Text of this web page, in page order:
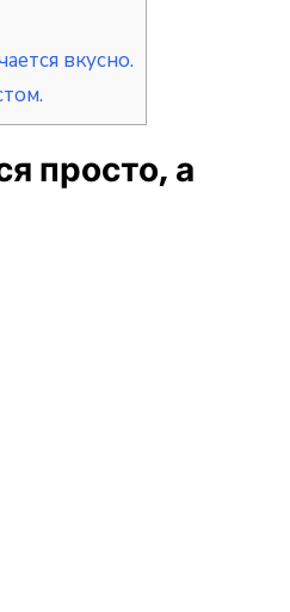
вкусно.
просто, а